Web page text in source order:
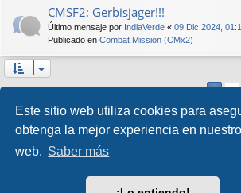
Este sitio web utiliza cookies para
obtenga la mejor experiencia en
web. Saber más
CMSF2: Gerbisjager!!!
Último mensaje por IndiaVerde « 09 Dic 2024,
Publicado en Combat Mission (CMx2)
Página
1 2
Inicio (Web) Foro Punta de Lanza Wargames
Desarrollado porphpBB® Forum Software ©